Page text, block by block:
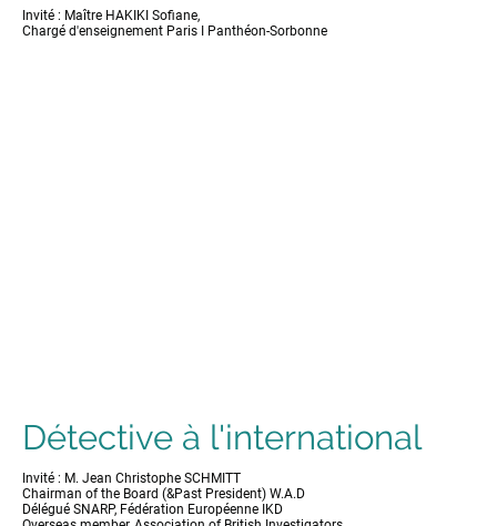
Invité : Maître HAKIKI Sofiane,
Chargé d'enseignement Paris I Panthéon-Sorbonne
Détective à l'international
Invité : M. Jean Christophe SCHMITT
Chairman of the Board (&Past President) W.A.D
Délégué SNARP, Fédération Européenne IKD